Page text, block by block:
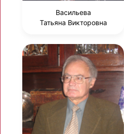
Васильева
Татьяна Викторовна